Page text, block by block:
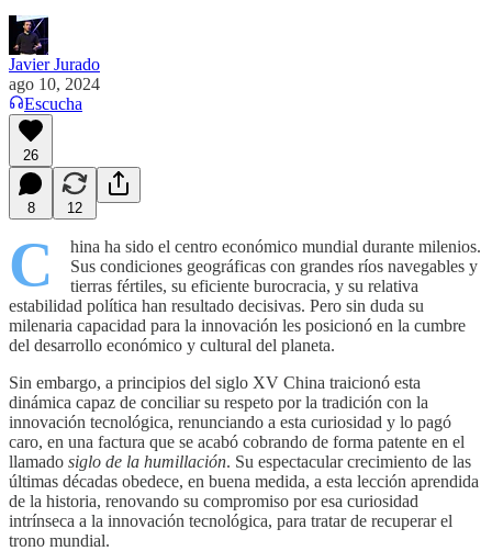
Javier Jurado
ago 10, 2024
Escucha
26
8 12
C
hina ha sido el centro económico mundial durante milenios.
Sus condiciones geográficas con grandes ríos navegables y
tierras fértiles, su eficiente burocracia, y su relativa
estabilidad política han resultado decisivas. Pero sin duda su
milenaria capacidad para la innovación les posicionó en la cumbre
del desarrollo económico y cultural del planeta.
Sin embargo, a principios del siglo XV China traicionó esta
dinámica capaz de conciliar su respeto por la tradición con la
innovación tecnológica, renunciando a esta curiosidad y lo pagó
caro, en una factura que se acabó cobrando de forma patente en el
llamado siglo de la humillación. Su espectacular crecimiento de las
últimas décadas obedece, en buena medida, a esta lección aprendida
de la historia, renovando su compromiso por esa curiosidad
intrínseca a la innovación tecnológica, para tratar de recuperar el
trono mundial.